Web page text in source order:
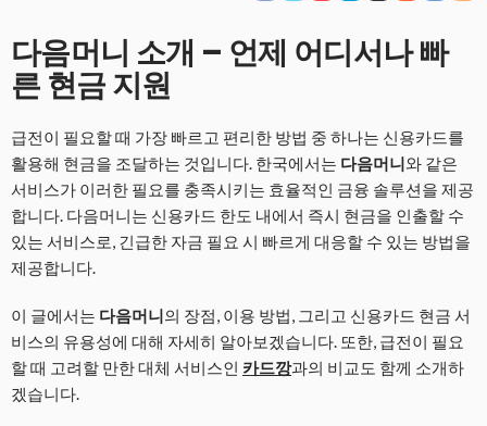
다음머니 소개 – 언제 어디서나 빠
른 현금 지원
급전이 필요할 때 가장 빠르고 편리한 방법 중 하나는 신용카드를
활용해 현금을 조달하는 것입니다. 한국에서는 다음머니와 같은
서비스가 이러한 필요를 충족시키는 효율적인 금융 솔루션을 제공
합니다. 다음머니는 신용카드 한도 내에서 즉시 현금을 인출할 수
있는 서비스로, 긴급한 자금 필요 시 빠르게 대응할 수 있는 방법을
제공합니다.
이 글에서는 다음머니의 장점, 이용 방법, 그리고 신용카드 현금 서
비스의 유용성에 대해 자세히 알아보겠습니다. 또한, 급전이 필요
할 때 고려할 만한 대체 서비스인 카드깡과의 비교도 함께 소개하
겠습니다.